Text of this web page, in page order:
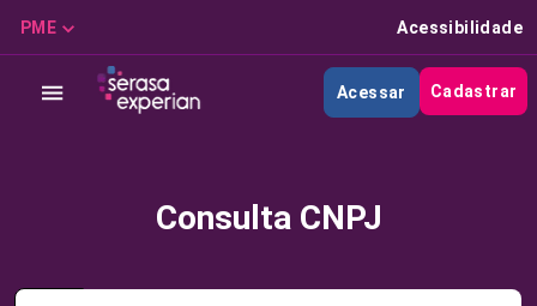
PME Acessibilidade
Acessar Cadastrar
Consulta CNPJ